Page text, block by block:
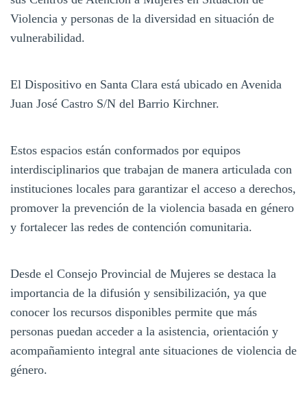
Violencia y personas de la diversidad en situación de
vulnerabilidad.
El Dispositivo en Santa Clara está ubicado en Avenida
Juan José Castro S/N del Barrio Kirchner.
Estos espacios están conformados por equipos
interdisciplinarios que trabajan de manera articulada con
instituciones locales para garantizar el acceso a derechos,
promover la prevención de la violencia basada en género
y fortalecer las redes de contención comunitaria.
Desde el Consejo Provincial de Mujeres se destaca la
importancia de la difusión y sensibilización, ya que
conocer los recursos disponibles permite que más
personas puedan acceder a la asistencia, orientación y
acompañamiento integral ante situaciones de violencia de
género.